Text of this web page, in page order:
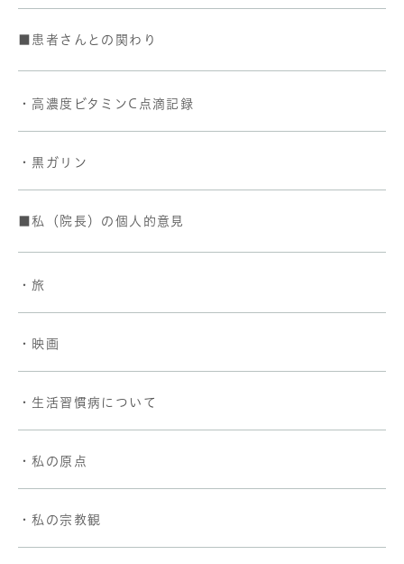
■患者さんとの関わり
・高濃度ビタミンC点滴記録
・黒ガリン
■私（院長）の個人的意見
・旅
・映画
・生活習慣病について
・私の原点
・私の宗教観